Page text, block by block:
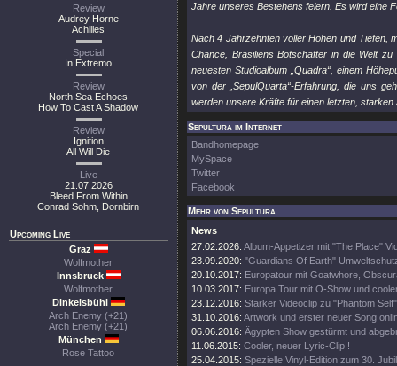
Review
Audrey Horne
Achilles
Special
In Extremo
Review
North Sea Echoes
How To Cast A Shadow
Review
Ignition
All Will Die
Live
21.07.2026
Bleed From Within
Conrad Sohm, Dornbirn
Upcoming Live
Graz
Wolfmother
Innsbruck
Wolfmother
Dinkelsbühl
Arch Enemy (+21)
Arch Enemy (+21)
München
Rose Tattoo
Jahre unseres Bestehens feiern. Es wird eine
Nach 4 Jahrzehnten voller Höhen und Tiefen,
Chance, Brasiliens Botschafter in die Welt
neuesten Studioalbum „Quadra“, einem
von der „SepulQuarta“-Erfahrung, die uns
werden unsere Kräfte für einen letzten,
Sepultura im Internet
Bandhomepage
MySpace
Twitter
Facebook
Mehr von Sepultura
News
27.02.2026: Album-Appetizer mit "The Place"
23.09.2020: "Guardians Of Earth"
20.10.2017: Europatour mit Goatwhore,
10.03.2017: Europa Tour mit Ö-Show und
23.12.2016: Starker Videoclip zu "Phantom
31.10.2016: Artwork und erster neuer Song
06.06.2016: Ägypten Show gestürmt und
11.06.2015: Cooler, neuer Lyric-Clip !
25.04.2015: Spezielle Vinyl-Edition zum 30.